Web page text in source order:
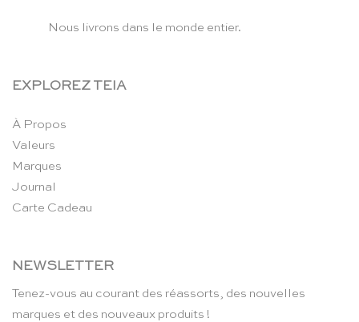
Nous livrons dans le monde entier.
EXPLOREZ TEIA
À Propos
Valeurs
Marques
Journal
Carte Cadeau
NEWSLETTER
Tenez-vous au courant des réassorts, des nouvelles
marques et des nouveaux produits !